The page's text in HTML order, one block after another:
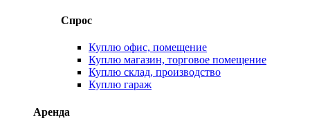
Спрос
Куплю офис, помещение
Куплю магазин, торговое помещение
Куплю склад, производство
Куплю гараж
Аренда